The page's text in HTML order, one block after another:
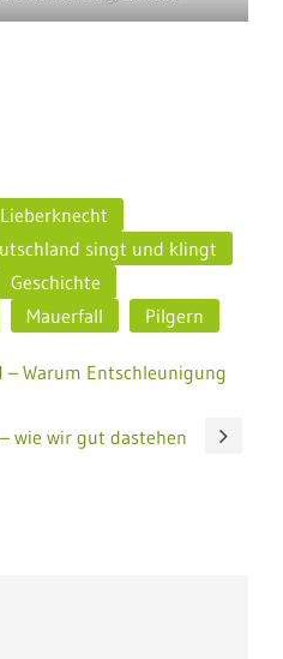
singt und klingt
Geschichte
Mauerfall Pilgern
– Warum Entschleunigung
wie wir gut dastehen